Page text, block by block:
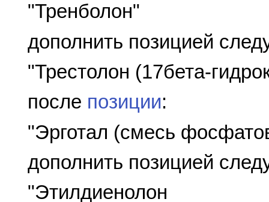
"Тренболон"
дополнить позицией
"Трестолон (17бета-
после позиции:
"Эрготал (смесь
дополнить позицией
"Этилдиенолон